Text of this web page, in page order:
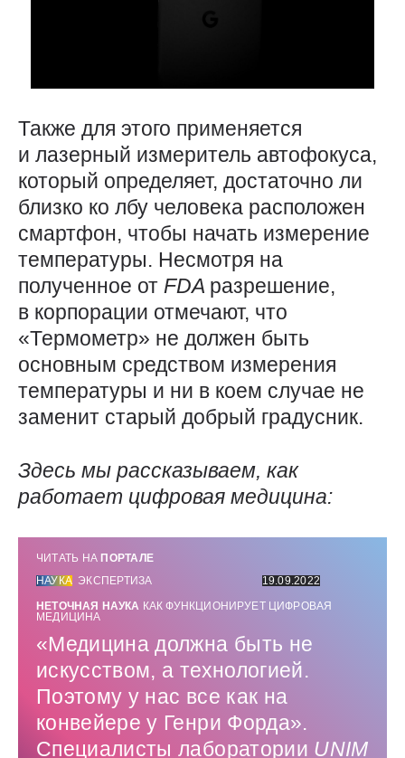
Также для этого применяется
и лазерный измеритель автофокуса,
который определяет, достаточно ли
близко ко лбу человека расположен
смартфон, чтобы начать измерение
температуры. Несмотря на
полученное от FDA разрешение,
в корпорации отмечают, что
«Термометр» не должен быть
основным средством измерения
температуры и ни в коем случае не
заменит старый добрый градусник.
Здесь мы рассказываем, как
работает цифровая медицина:
ЧИТАТЬ НА ПОРТАЛЕ
НАУКА ЭКСПЕРТИЗА
19.09.2022
НЕТОЧНАЯ НАУКА КАК ФУНКЦИОНИРУЕТ ЦИФРОВАЯ
МЕДИЦИНА
«Медицина должна быть не
искусством, а технологией.
Поэтому у нас все как на
конвейере у Генри Форда».
Специалисты лаборатории UNIM